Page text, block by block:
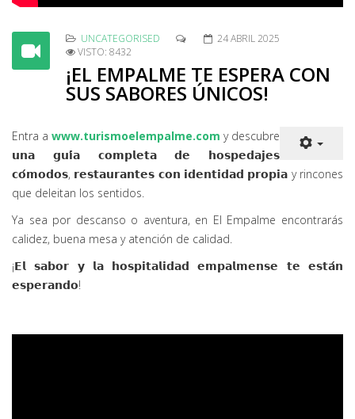
UNCATEGORISED
24 ABRIL 2025
VISTO: 8432
¡EL EMPALME TE ESPERA CON
SUS SABORES ÚNICOS!
Entra a www.turismoelempalme.com y descubre
𝘂𝗻𝗮 𝗴𝘂𝗶́𝗮 𝗰𝗼𝗺𝗽𝗹𝗲𝘁𝗮 𝗱𝗲 𝗵𝗼𝘀𝗽𝗲𝗱𝗮𝗷𝗲𝘀
𝗰𝗼́𝗺𝗼𝗱𝗼𝘀, 𝗿𝗲𝘀𝘁𝗮𝘂𝗿𝗮𝗻𝘁𝗲𝘀 𝗰𝗼𝗻 𝗶𝗱𝗲𝗻𝘁𝗶𝗱𝗮𝗱 𝗽𝗿𝗼𝗽𝗶𝗮 y rincones
que deleitan los sentidos.
Ya sea por descanso o aventura, en El Empalme encontrarás
calidez, buena mesa y atención de calidad.
¡𝗘𝗹 𝘀𝗮𝗯𝗼𝗿 𝘆 𝗹𝗮 𝗵𝗼𝘀𝗽𝗶𝘁𝗮𝗹𝗶𝗱𝗮𝗱 𝗲𝗺𝗽𝗮𝗹𝗺𝗲𝗻𝘀𝗲 𝘁𝗲 𝗲𝘀𝘁𝗮́𝗻
𝗲𝘀𝗽𝗲𝗿𝗮𝗻𝗱𝗼!